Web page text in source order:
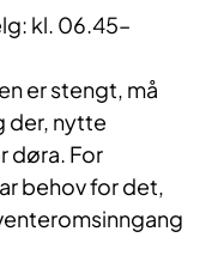
kl. 06.45–
er stengt, må
der, nytte
døra. For
behov for det,